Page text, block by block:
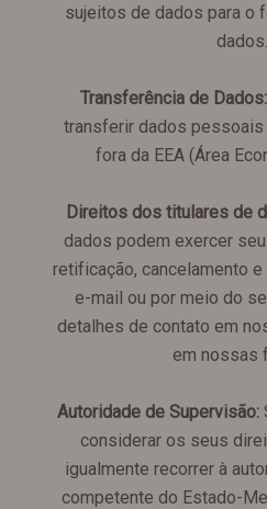
sujeitos de dados para o
Transferência de Dados:
transferir dados pessoais
fora da EEA (Área
Direitos dos titulares de
dados podem exercer
retificação, cancelamento
e-mail ou por meio do
detalhes de contato em
em nossas
Autoridade de Supervisão:
considerar os seus
igualmente recorrer à
competente do Estado-